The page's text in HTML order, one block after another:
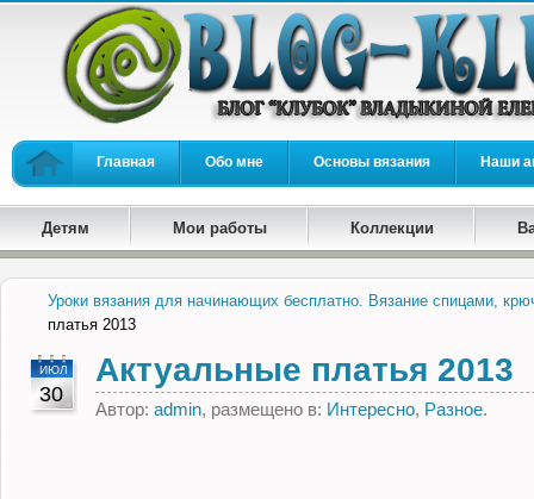
Главная Обо мне Основы вязания Наши
Детям Мои работы Коллекции
Уроки вязания для начинающих бесплатно. Вязание спицами,
платья 2013
ИЮЛ
30
Актуальные платья 2013
Автор: admin, размещено в: Интересно, Разное.